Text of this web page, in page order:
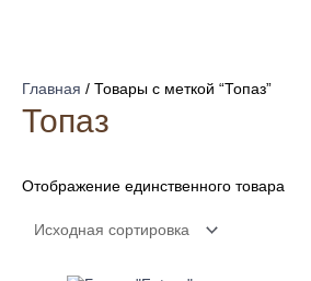
Главная / Товары с меткой “Топаз”
Топаз
Отображение единственного товара
: